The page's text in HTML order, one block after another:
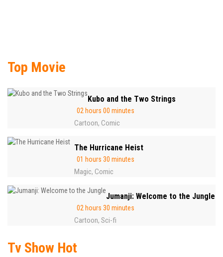
Top Movie
Kubo and the Two Strings
02 hours 00 minutes
Cartoon, Comic
The Hurricane Heist
01 hours 30 minutes
Magic, Comic
Jumanji: Welcome to the Jungle
02 hours 30 minutes
Cartoon, Sci-fi
Tv Show Hot